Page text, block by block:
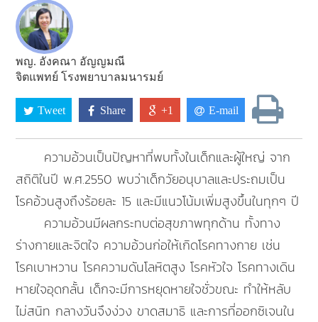
พญ. อังคณา อัญญมณี
จิตแพทย์ โรงพยาบาลมนารมย์
Tweet Share +1 E-mail
ความอ้วนเป็นปัญหาที่พบทั้งในเด็กและผู้ใหญ่ จาก
สถิติในปี พ.ศ.2550 พบว่าเด็กวัยอนุบาลและประถมเป็น
โรคอ้วนสูงถึงร้อยละ 15 และมีแนวโน้มเพิ่มสูงขึ้นในทุกๆ ปี
ความอ้วนมีผลกระทบต่อสุขภาพทุกด้าน ทั้งทาง
ร่างกายและจิตใจ ความอ้วนก่อให้เกิดโรคทางกาย เช่น
โรคเบาหวาน โรคความดันโลหิตสูง โรคหัวใจ โรคทางเดิน
หายใจอุดกลั้น เด็กจะมีการหยุดหายใจชั่วขณะ ทำให้หลับ
ไม่สนิท กลางวันจึงง่วง ขาดสมาธิ และการที่ออกซิเจนใน